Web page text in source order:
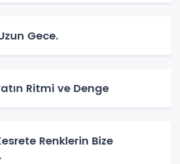
Gece.
Ritmi ve Denge
Renklerin Bize